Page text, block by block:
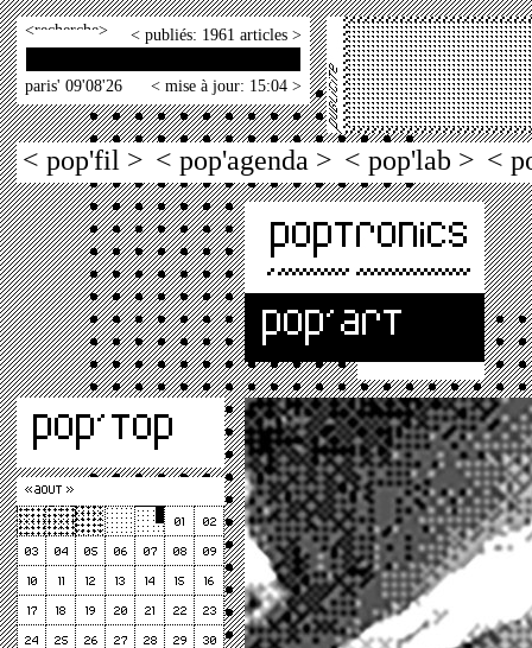
< > < publiés: 1961 articles >
paris' 09'08'26 < mise à jour: 15:04 >
< pop'fil > < pop'agenda > < pop'lab > <